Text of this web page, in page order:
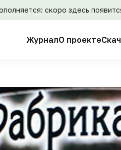
скоро здесь
ЖурналО проекте